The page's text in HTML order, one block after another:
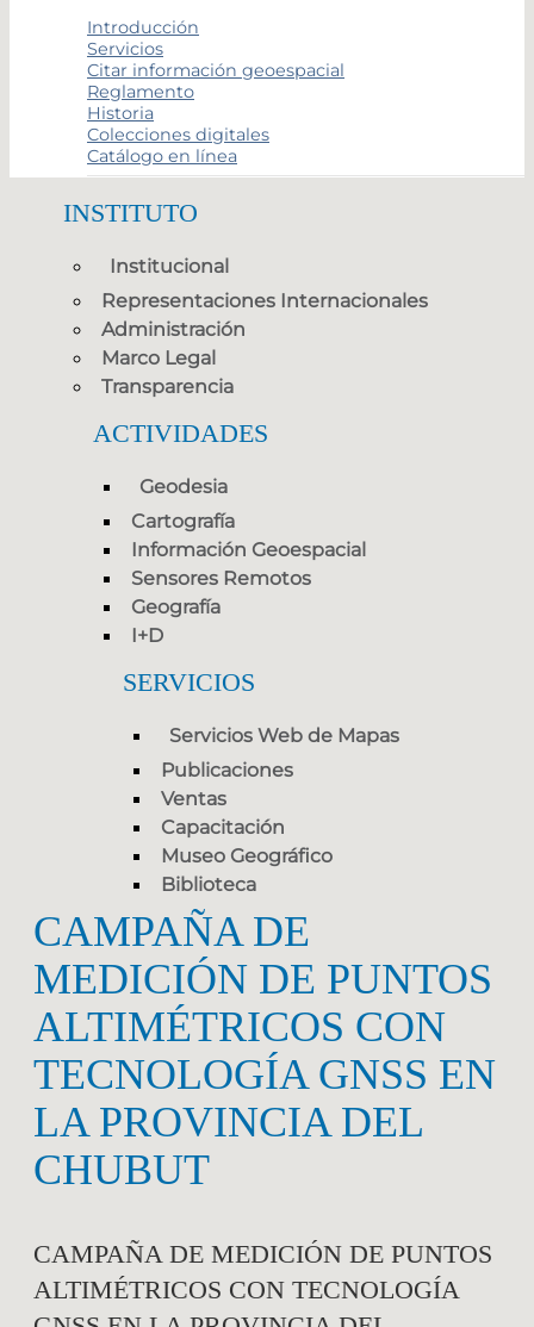
Introducción
Servicios
Citar información geoespacial
Reglamento
Historia
Colecciones digitales
Catálogo en línea
INSTITUTO
Institucional
Representaciones Internacionales
Administración
Marco Legal
Transparencia
ACTIVIDADES
Geodesia
Cartografía
Información Geoespacial
Sensores Remotos
Geografía
I+D
SERVICIOS
Servicios Web de Mapas
Publicaciones
Ventas
Capacitación
Museo Geográfico
Biblioteca
CAMPAÑA DE
MEDICIÓN DE PUNTOS
ALTIMÉTRICOS CON
TECNOLOGÍA GNSS EN
LA PROVINCIA DEL
CHUBUT
CAMPAÑA DE MEDICIÓN DE PUNTOS
ALTIMÉTRICOS CON TECNOLOGÍA